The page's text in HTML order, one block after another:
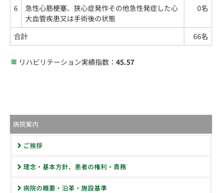
6
急性心筋梗塞、狭心症発作その他急性発症した心
大血管疾患又は手術後の状態
0名
合計 66名
リハビリテーション実績指数： 45.57
病院案内
ご挨拶
理念・基本方針、患者の権利・責務
病院の概要・沿革・施設基準